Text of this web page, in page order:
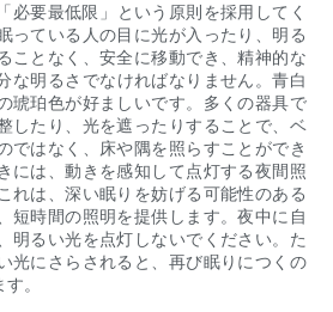
必要最低限​​」という原則を採用してく
っている人の目に光が入ったり、明る
ことなく、安全に移動でき、精神的な
な明るさ​​でなければなりません。青白
琥珀色が好ましいです。多くの器具で
したり、光を遮ったりすることで、ベ
ではなく、床や隅を照らすことができ
には、動きを感知して点灯する夜間照
れは、深い眠りを妨げる可能性のある
短時間の照明を提供します。夜中に自
明るい光を点灯しないでください。た
光にさらされると、再び眠りにつくの
。